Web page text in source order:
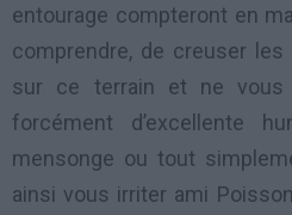
entourage compteront en
comprendre, de creuser
sur ce terrain et ne vous
forcément d’excellente
mensonge ou tout
ainsi vous irriter ami